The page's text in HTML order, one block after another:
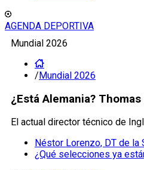
AGENDA DEPORTIVA
Mundial 2026
/Mundial 2026
¿Está Alemania?
El actual director técnico de
Néstor Lorenzo, DT de la
¿Qué selecciones ya